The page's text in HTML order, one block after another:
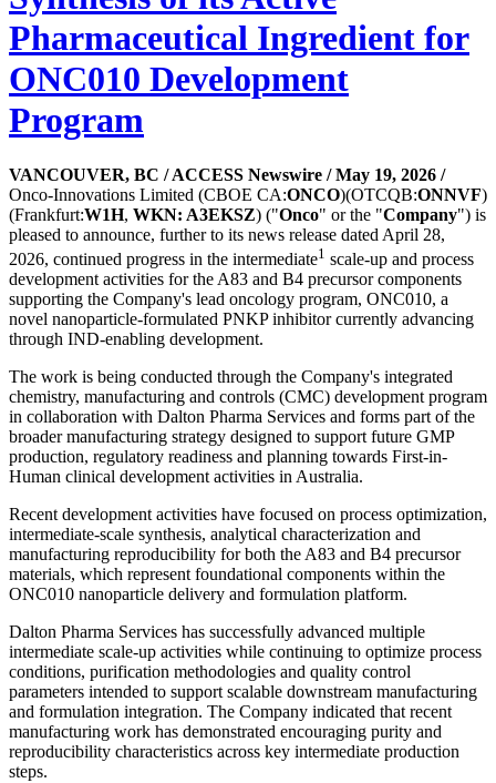
Pharmaceutical Ingredient for
ONC010 Development
Program
VANCOUVER, BC / ACCESS Newswire / May 19, 2026 /
Onco-Innovations Limited (CBOE CA:ONCO)(OTCQB:ONNVF)
(Frankfurt:W1H, WKN: A3EKSZ) ("Onco" or the "Company") is
pleased to announce, further to its news release dated April 28,
2026, continued progress in the intermediate1 scale-up and process
development activities for the A83 and B4 precursor components
supporting the Company's lead oncology program, ONC010, a
novel nanoparticle-formulated PNKP inhibitor currently advancing
through IND-enabling development.
The work is being conducted through the Company's integrated
chemistry, manufacturing and controls (CMC) development program
in collaboration with Dalton Pharma Services and forms part of the
broader manufacturing strategy designed to support future GMP
production, regulatory readiness and planning towards First-in-
Human clinical development activities in Australia.
Recent development activities have focused on process optimization,
intermediate-scale synthesis, analytical characterization and
manufacturing reproducibility for both the A83 and B4 precursor
materials, which represent foundational components within the
ONC010 nanoparticle delivery and formulation platform.
Dalton Pharma Services has successfully advanced multiple
intermediate scale-up activities while continuing to optimize process
conditions, purification methodologies and quality control
parameters intended to support scalable downstream manufacturing
and formulation integration. The Company indicated that recent
manufacturing work has demonstrated encouraging purity and
reproducibility characteristics across key intermediate production
steps.